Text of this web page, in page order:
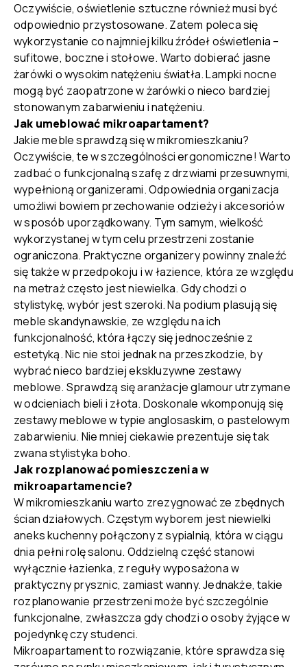
Oczywiście, oświetlenie sztuczne również musi być
odpowiednio przystosowane. Zatem poleca się
wykorzystanie co najmniej kilku źródeł oświetlenia –
sufitowe, boczne i stołowe. Warto dobierać jasne
żarówki o wysokim natężeniu światła. Lampki nocne
mogą być zaopatrzone w żarówki o nieco bardziej
stonowanym zabarwieniu i natężeniu.
Jak umeblować mikroapartament?
Jakie meble sprawdzą się w mikromieszkaniu?
Oczywiście, te w szczególności ergonomiczne! Warto
zadbać o funkcjonalną szafę z drzwiami przesuwnymi,
wypełnioną organizerami. Odpowiednia organizacja
umożliwi bowiem przechowanie odzieży i akcesoriów
w sposób uporządkowany. Tym samym, wielkość
wykorzystanej w tym celu przestrzeni zostanie
ograniczona. Praktyczne organizery powinny znaleźć
się także w przedpokoju i w łazience, która ze względu
na metraż często jest niewielka. Gdy chodzi o
stylistykę, wybór jest szeroki. Na podium plasują się
meble skandynawskie, ze względu na ich
funkcjonalność, która łączy się jednocześnie z
estetyką. Nic nie stoi jednak na przeszkodzie, by
wybrać nieco bardziej ekskluzywne zestawy
meblowe. Sprawdzą się aranżacje glamour utrzymane
w odcieniach bieli i złota. Doskonale wkomponują się
zestawy meblowe w typie anglosaskim, o pastelowym
zabarwieniu. Nie mniej ciekawie prezentuje się tak
zwana stylistyka boho.
Jak rozplanować pomieszczenia w
mikroapartamencie?
W mikromieszkaniu warto zrezygnować ze zbędnych
ścian działowych. Częstym wyborem jest niewielki
aneks kuchenny połączony z sypialnią, która w ciągu
dnia pełni rolę salonu. Oddzielną część stanowi
wyłącznie łazienka, z reguły wyposażona w
praktyczny prysznic, zamiast wanny. Jednakże, takie
rozplanowanie przestrzeni może być szczególnie
funkcjonalne, zwłaszcza gdy chodzi o osoby żyjące w
pojedynkę czy studenci.
Mikroapartament to rozwiązanie, które sprawdza się